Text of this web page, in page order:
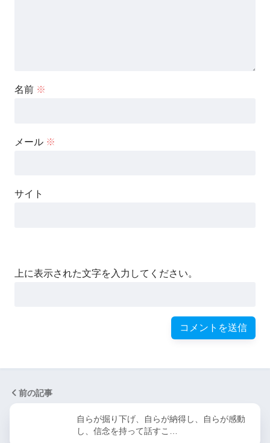
名前 ※
メール ※
サイト
上に表示された文字を入力してください。
前の記事
自らが掘り下げ、自らが納得し、自らが感動
し、信念を持って話すこ…